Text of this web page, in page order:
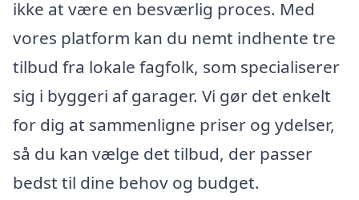
ikke at være en besværlig proces. Med
vores platform kan du nemt indhente tre
tilbud fra lokale fagfolk, som specialiserer
sig i byggeri af garager. Vi gør det enkelt
for dig at sammenligne priser og ydelser,
så du kan vælge det tilbud, der passer
bedst til dine behov og budget.